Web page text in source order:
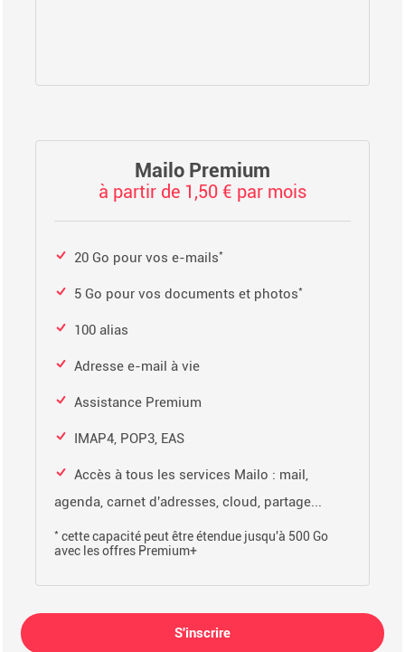
Mailo Premium
à partir de 1,50 € par mois
20 Go pour vos e-mails*
5 Go pour vos documents et photos*
100 alias
Adresse e-mail à vie
Assistance Premium
IMAP4, POP3, EAS
Accès à tous les services Mailo : mail,
agenda, carnet d'adresses, cloud, partage...
* cette capacité peut être étendue jusqu'à 500 Go
avec les offres Premium+
S'inscrire